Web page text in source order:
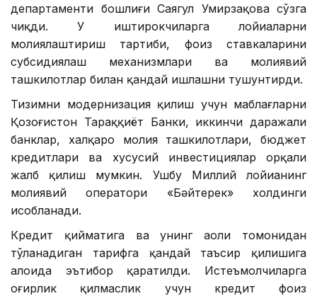
департаменти бошлиғи Саягул Умирзақова сўзга
чиқди. У иштирокчиларга лойиҳаларни
молиялаштириш тартиби, фоиз ставкаларини
субсидиялаш механизмлари ва молиявий
ташкилотлар билан қандай ишлашни тушунтирди.
Тизимни модернизация қилиш учун маблағларни
Қозоғистон Тараққиёт Банки, иккинчи даражали
банклар, халқаро молия ташкилотлари, бюджет
кредитлари ва хусусий инвестициялар орқали
жалб қилиш мумкин. Ушбу Миллий лойиҳанинг
молиявий оператори «Бәйтерек» холдинги
ҳисобланади.
Кредит қийматига ва унинг аҳоли томонидан
тўланадиган тарифга қандай таъсир қилишига
алоҳида эътибор қаратилди. Истеъмолчиларга
оғирлик қилмаслик учун кредит фоиз